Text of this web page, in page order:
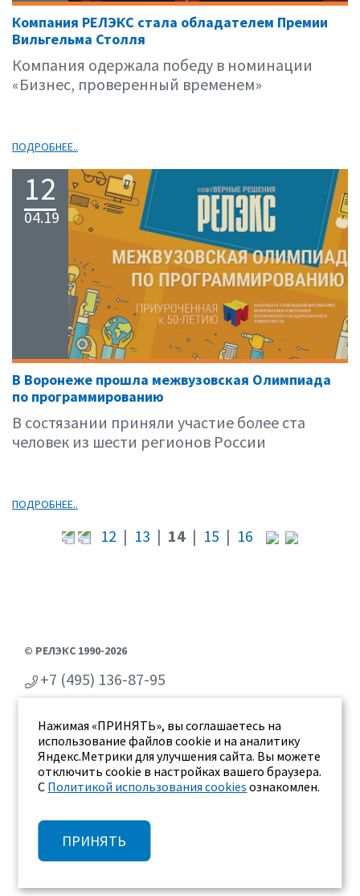
Компания РЕЛЭКС стала обладателем Премии
Вильгельма Столля
Компания одержала победу в номинации
«Бизнес, проверенный временем»
ПОДРОБНЕЕ..
12
04.19
В Воронеже прошла межвузовская Олимпиада
по программированию
В состязании приняли участие более ста
человек из шести регионов России
ПОДРОБНЕЕ..
12 | 13 | 14 | 15 | 16
Нажимая «ПРИНЯТЬ», вы соглашаетесь на
использование файлов cookie и на аналитику
Яндекс.Метрики для улучшения сайта. Вы можете
отключить cookie в настройках вашего браузера.
С Политикой использования cookies ознакомлен.
ПРИНЯТЬ
© РЕЛЭКС 1990-2026
+7 (495) 136-87-95
г. Воронеж, ул. Бахметьева 2Б